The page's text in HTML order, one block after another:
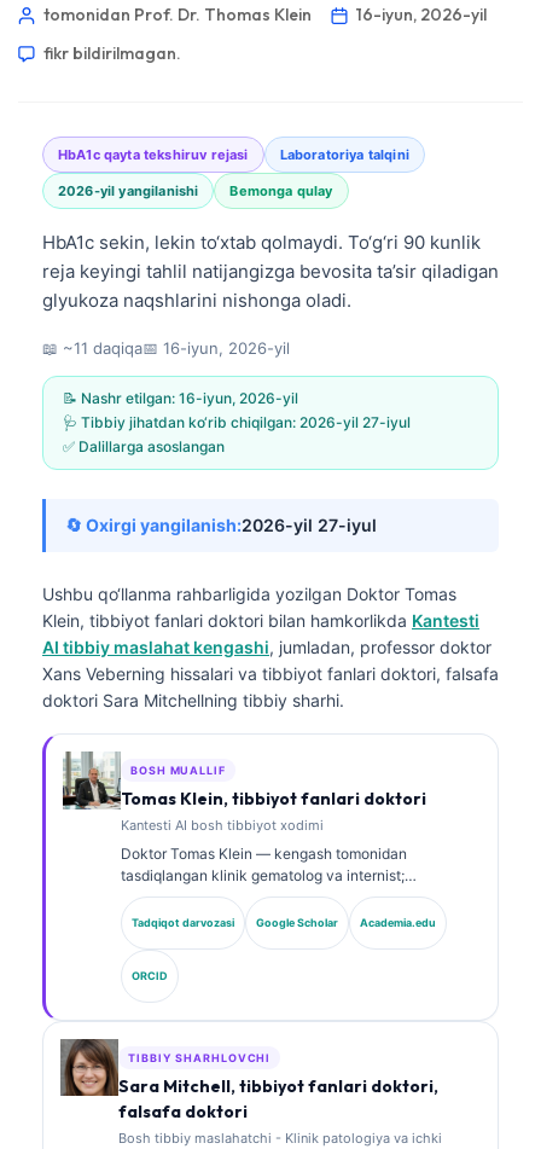
tomonidan Prof. Dr. Thomas Klein
16-iyun, 2026-yil
fikr bildirilmagan.
HbA1c qayta tekshiruv rejasi Laboratoriya talqini
2026-yil yangilanishi Bemonga qulay
HbA1c sekin, lekin to‘xtab qolmaydi. To‘g‘ri 90 kunlik
reja keyingi tahlil natijangizga bevosita ta’sir qiladigan
glyukoza naqshlarini nishonga oladi.
📖 ~11 daqiqa📅 16-iyun, 2026-yil
📝 Nashr etilgan: 16-iyun, 2026-yil
🩺 Tibbiy jihatdan ko‘rib chiqilgan: 2026-yil 27-iyul
✅ Dalillarga asoslangan
🔄 Oxirgi yangilanish:2026-yil 27-iyul
Ushbu qo‘llanma rahbarligida yozilgan Doktor Tomas
Klein, tibbiyot fanlari doktori bilan hamkorlikda Kantesti
AI tibbiy maslahat kengashi, jumladan, professor doktor
Xans Veberning hissalari va tibbiyot fanlari doktori, falsafa
doktori Sara Mitchellning tibbiy sharhi.
BOSH MUALLIF
Tomas Klein, tibbiyot fanlari doktori
Kantesti AI bosh tibbiyot xodimi
Doktor Tomas Klein — kengash tomonidan
tasdiqlangan klinik gematolog va internist;
laboratoriya tibbiyoti hamda AI yordamidagi klinik
tahlilda 15 yildan ortiq tajribaga ega. Kantesti AI
kompaniyasida Bosh tibbiyot xodimi sifatida u
xususiy neyron tarmoqning tibbiy aniqligi bo‘yicha
klinik nazoratni ta’minlaydi. Doktor Klein biomarkerlar
talqini va laboratoriya diagnostikasi bo‘yicha nashrlar
qilgan.
Tadqiqot darvozasi Google Scholar Academia.edu
ORCID
TIBBIY SHARHLOVCHI
Sara Mitchell, tibbiyot fanlari doktori,
falsafa doktori
Bosh tibbiy maslahatchi - Klinik patologiya va ichki